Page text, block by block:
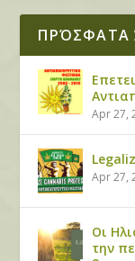
ΠΡΌΣΦΑΤΑ
Apr 27,
Apr 27,
Οι
την